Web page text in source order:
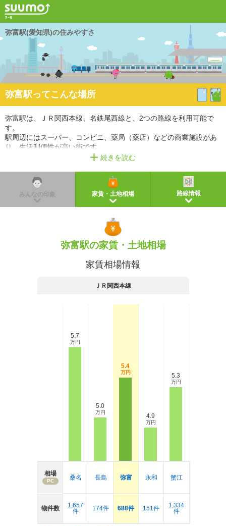
弥富駅(愛知県)の住みやすさ
弥富駅ってこんな場所
弥富駅は、ＪＲ関西本線、名鉄尾西線と、2つの路線を利用可能で
す。
駅周辺にはスーパー、コンビニ、薬局（薬店）などの商業施設があ
り、生活利便性が高い街です。
また、小学校があるので、教育環境も充実しています。
※経路情報、所要時間情報は平日・日中の標準的な所要時間での乗り換え経路を採用していま
続きを読む
みんなの印象 家賃・土地相場 路線情報
弥富駅の家賃・土地相場
家賃相場情報
ＪＲ関西本線
相場
PC
物件数
5.7
万円
桑名
1,657
件
5.0
万円
長島
174件
5.4
万円
弥富
688件
4.9
万円
永和
151件
5.3
万円
蟹江
1,334
件